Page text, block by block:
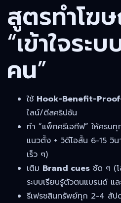
สูตรทำโฆ
“เข้าใจระ
คน”
ใช้ Hook-Benefit-
ไลน์/ดีสคริปชัน
ทำ “แพ็กครีเอทีฟ” ให้ครบ
แนวตั้ง + วิดีโอสั้น 6-15 วิ
เร็ว ๆ)
เติม Brand cues ชัด ๆ (
ระบบเรียนรู้ตัวตนแบรนด์
รีเฟรชสินทรัพย์ทุก 2-4 สัป